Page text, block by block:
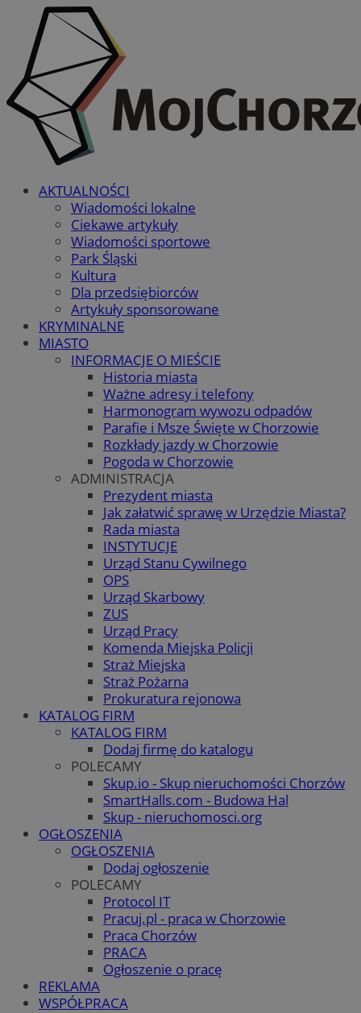
AKTUALNOŚCI
Wiadomości lokalne
Ciekawe artykuły
Wiadomości sportowe
Park Śląski
Kultura
Dla przedsiębiorców
Artykuły sponsorowane
KRYMINALNE
MIASTO
INFORMACJE O MIEŚCIE
Historia miasta
Ważne adresy i telefony
Harmonogram wywozu odpadów
Parafie i Msze Święte w Chorzowie
Rozkłady jazdy w Chorzowie
Pogoda w Chorzowie
ADMINISTRACJA
Prezydent miasta
Jak załatwić sprawę w Urzędzie Miasta?
Rada miasta
INSTYTUCJE
Urząd Stanu Cywilnego
OPS
Urząd Skarbowy
ZUS
Urząd Pracy
Komenda Miejska Policji
Straż Miejska
Straż Pożarna
Prokuratura rejonowa
KATALOG FIRM
KATALOG FIRM
Dodaj firmę do katalogu
POLECAMY
Skup.io - Skup nieruchomości Chorzów
SmartHalls.com - Budowa Hal
Skup - nieruchomosci.org
OGŁOSZENIA
OGŁOSZENIA
Dodaj ogłoszenie
POLECAMY
Protocol IT
Pracuj.pl - praca w Chorzowie
Praca Chorzów
PRACA
Ogłoszenie o pracę
REKLAMA
WSPÓŁPRACA